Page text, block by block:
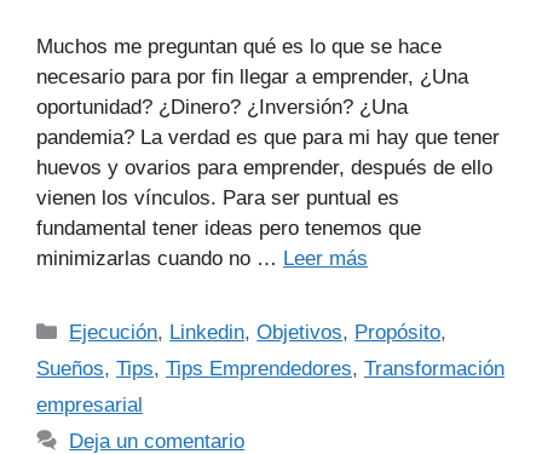
Muchos me preguntan qué es lo que se hace
necesario para por fin llegar a emprender, ¿Una
oportunidad? ¿Dinero? ¿Inversión? ¿Una
pandemia? La verdad es que para mi hay que tener
huevos y ovarios para emprender, después de ello
vienen los vínculos. Para ser puntual es
fundamental tener ideas pero tenemos que
minimizarlas cuando no … Leer más
Ejecución, Linkedin,Objetivos, Propósito,
Sueños, Tips, Tips Emprendedores, Transformación
empresarial
Deja un comentario